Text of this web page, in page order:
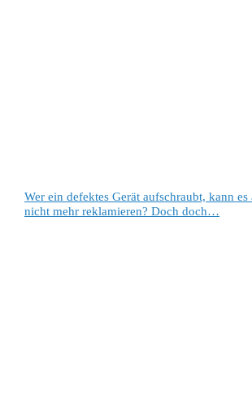
Wer ein defektes Gerät aufschraubt, kann es
nicht mehr reklamieren? Doch doch…